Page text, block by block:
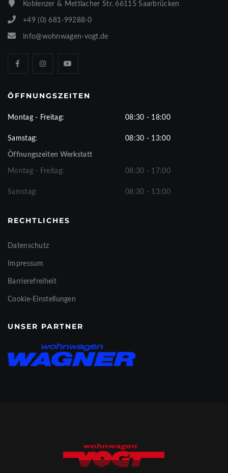
Koblenzer & Mettlacher Str. 66115 Saarbrücken
+49 (0) 681-99288-0
info@wohnwagen-vogt.de
ÖFFNUNGSZEITEN
Montag - Freitag: 08:30 - 18:00
Samstag: 08:30 - 13:00
Öffnungszeiten Werkstatt
Montag - Freitag: 08:30 - 17:00
Samstag: 08:30 - 13:00
RECHTLICHES
Datenschutz
Impressum
Barrierefreiheit
Cookie-Einstellungen
UNSER PARTNER